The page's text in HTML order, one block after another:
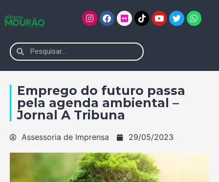
Emprego do futuro passa
pela agenda ambiental –
Jornal A Tribuna
Assessoria de Imprensa 29/05/2023